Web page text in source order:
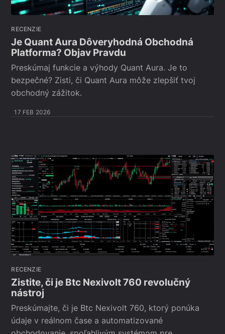
RECENZIE
Je Quant Aura Dôveryhodná Obchodná
Platforma? Objav Pravdu
Preskúmaj funkcie a výhody Quant Aura. Je to
bezpečné? Zisti, či Quant Aura môže zlepšiť tvoj
obchodný zážitok.
17 FEB 2026
RECENZIE
Zistite, či je Btc Nexivolt 760 revolučný
nástroj
Preskúmajte, či je Btc Nexivolt 760, ktorý ponúka
údaje v reálnom čase a automatizované